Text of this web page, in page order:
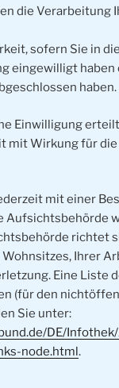
die Verarbeitung
sofern Sie in die
eingewilligt haben
haben.
Einwilligung
mit Wirkung für
mit einer
Aufsichtsbehörde
richtet
Ihrer
Eine Liste
(für den
Sie unter:
DE/
node.html.